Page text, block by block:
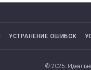
УСТРАНЕНИЕ ОШИБОК
© 2025.